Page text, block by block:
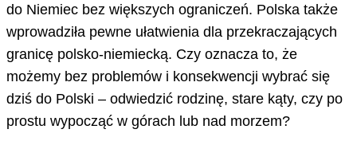
do Niemiec bez większych ograniczeń. Polska także
wprowadziła pewne ułatwienia dla przekraczających
granicę polsko-niemiecką. Czy oznacza to, że
możemy bez problemów i konsekwencji wybrać się
dziś do Polski – odwiedzić rodzinę, stare kąty, czy po
prostu wypocząć w górach lub nad morzem?